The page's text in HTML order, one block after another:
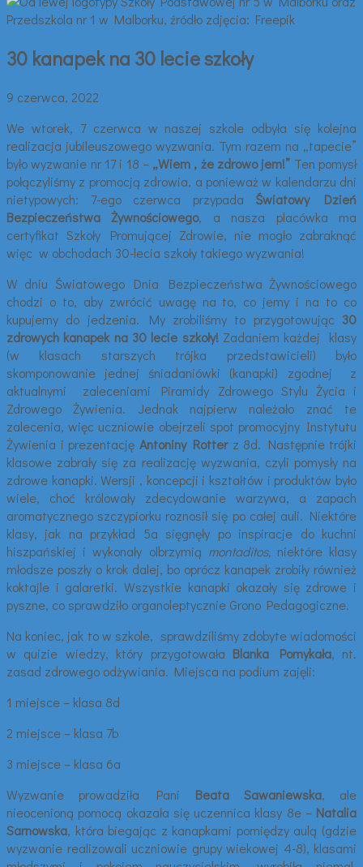
30 kanapek na 30 lecie szkoły
9 czerwca, 2022
We wtorek, 7 czerwca w naszej szkole odbyła się kolejna
realizacja jubileuszowego wyzwania. Tym razem na „tapecie”
było wyzwanie nr 17 i 18 – „Wiem , że zdrowo jem!” Ten pomysł
połączyliśmy z promocją zdrowia, a ponieważ w kalendarzu dni
nietypowych: 7-ego czerwca przypada Światowy Dzień
Bezpieczeństwa Żywnościowego, a nasza placówka ma
certyfikat Szkoły Promującej Zdrowie, nie mogło zabraknąć
więc w obchodach 30-lecia szkoły takiego wyzwania!
W dniu Światowego Dnia Bezpieczeństwa Żywnościowego
chodzi o to, aby zwrócić uwagę na to, co jemy i na to co
kupujemy do jedzenia. My zrobiliśmy to przygotowując 30
zdrowych kanapek na 30 lecie szkoły!Zadaniem każdej klasy
(w klasach starszych trójka przedstawicieli) było
skomponowanie jednej śniadaniówki (kanapki) zgodnej z
aktualnymi zaleceniami Piramidy Zdrowego Stylu Życia i
Zdrowego Żywienia. Jednak najpierw należało znać te
zalecenia, więc uczniowie obejrzeli spot promocyjny Instytutu
Żywienia i prezentację Antoniny Rotterz 8d. Następnie trójki
klasowe zabrały się za realizację wyzwania, czyli pomysły na
zdrowe kanapki. Wersji , koncepcji i kształtów i produktów było
wiele, choć królowały zdecydowanie warzywa, a zapach
aromatycznego szczypiorku roznosił się po całej auli. Niektóre
klasy, jak na przykład 5a sięgnęły po inspiracje do kuchni
hiszpańskiej i wykonały olbrzymią montaditos, niektóre klasy
młodsze poszły o krok dalej, bo oprócz kanapek zrobiły również
koktajle i galaretki. Wszystkie kanapki okazały się zdrowe i
pyszne, co sprawdziło organoleptycznie Grono Pedagogiczne.
Na koniec, jak to w szkole, sprawdziliśmy zdobyte wiadomości
w quizie wiedzy, który przygotowała Blanka Pomykała, nt.
zasad zdrowego odżywiania. Miejsca na podium zajęli:
1 miejsce – klasa 8d
2 miejsce – klasa 7b
3 miejsce – klasa 6a
Wyzwanie prowadziła Pani Beata Sawaniewska, ale
nieocenioną pomocą okazała się uczennica klasy 8e – Natalia
Sarnowska, która biegając z kanapkami pomiędzy aulą (gdzie
wyzwanie realizowali uczniowie grupy wiekowej 4-8), klasami